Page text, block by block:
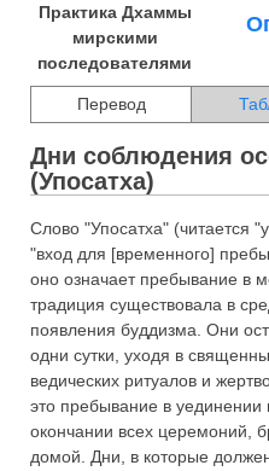
Практика Дхаммы
мирскими
последователями
Перевод
Дни соблюдения
(Упосатха)
Слово "Упосатха" (читается
"вход для [временного]
оно означает пребывание в
традиция существовала в
появления буддизма. Они
одни сутки, уходя в
ведических ритуалов и
это пребывание в
окончании всех церемоний,
домой. Дни, в которые